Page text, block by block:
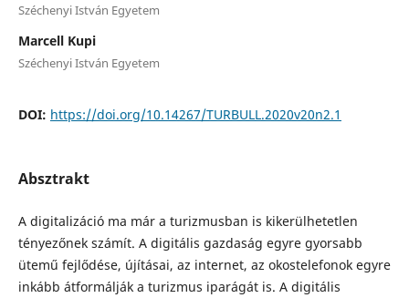
Széchenyi István Egyetem
Marcell Kupi
Széchenyi István Egyetem
DOI: https://doi.org/10.14267/TURBULL.2020v20n2.1
Absztrakt
A digitalizáció ma már a turizmusban is kikerülhetetlen
tényezőnek számít. A digitális gazdaság egyre gyorsabb
ütemű fejlődése, újításai, az internet, az okostelefonok egyre
inkább átformálják a turizmus iparágát is. A digitális